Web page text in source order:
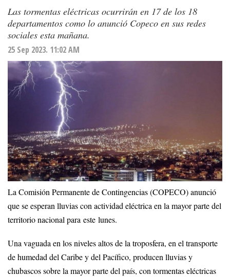
Las tormentas eléctricas ocurrirán en 17 de los 18
departamentos como lo anunció Copeco en sus redes
sociales esta mañana.
25 Sep 2023. 11:02 AM
La Comisión Permanente de Contingencias (COPECO) anunció
que se esperan lluvias con actividad eléctrica en la mayor parte del
territorio nacional para este lunes.
Una vaguada en los niveles altos de la troposfera, en el transporte
de humedad del Caribe y del Pacífico, producen lluvias y
chubascos sobre la mayor parte del país, con tormentas eléctricas